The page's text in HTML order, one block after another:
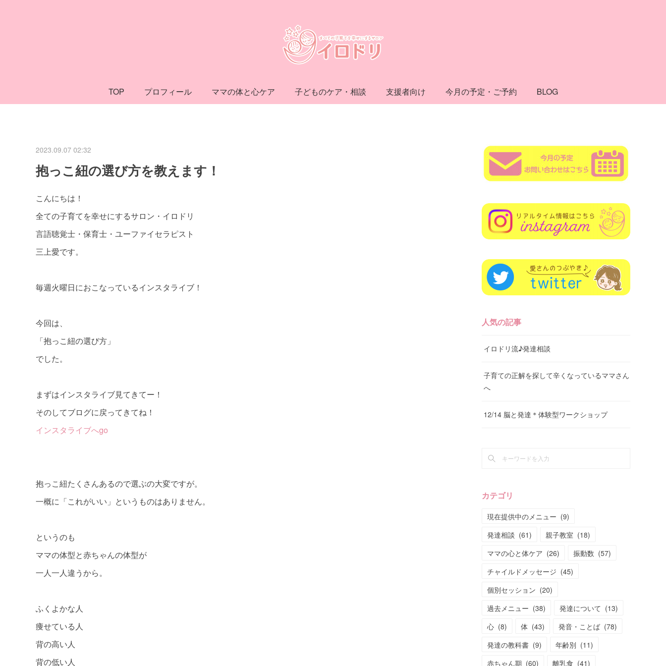
TOP プロフィール ママの体と心ケア 子どものケア・相談 支援者向け 今月の予定・ご予約 BLOG
2023.09.07 02:32
抱っこ紐の選び方を教えます！
こんにちは！
全ての子育てを幸せにするサロン・イロドリ
言語聴覚士・保育士・ユーファイセラピスト
三上愛です。
毎週火曜日におこなっているインスタライブ！
今回は、
「抱っこ紐の選び方」
でした。
まずはインスタライブ見てきてー！
そのしてブログに戻ってきてね！
インスタライブへgo
抱っこ紐たくさんあるので選ぶの大変ですが。
一概に「これがいい」というものはありません。
というのも
ママの体型と赤ちゃんの体型が
一人一人違うから。
ふくよかな人
痩せている人
背の高い人
背の低い人
人気の記事
イロドリ流♪発達相談
子育ての正解を探して辛くなっているママさん
へ
12/14 脳と発達＊体験型ワークショップ
カテゴリ
現在提供中のメニュー (9)
発達相談 (61) 親子教室 (18)
ママの心と体ケア (26) 振動数 (57)
チャイルドメッセージ (45)
個別セッション (20)
過去メニュー (38) 発達について (13)
心 (8) 体 (43) 発音・ことば (78)
発達の教科書 (9) 年齢別 (11)
赤ちゃん期 (60) 離乳食 (41)